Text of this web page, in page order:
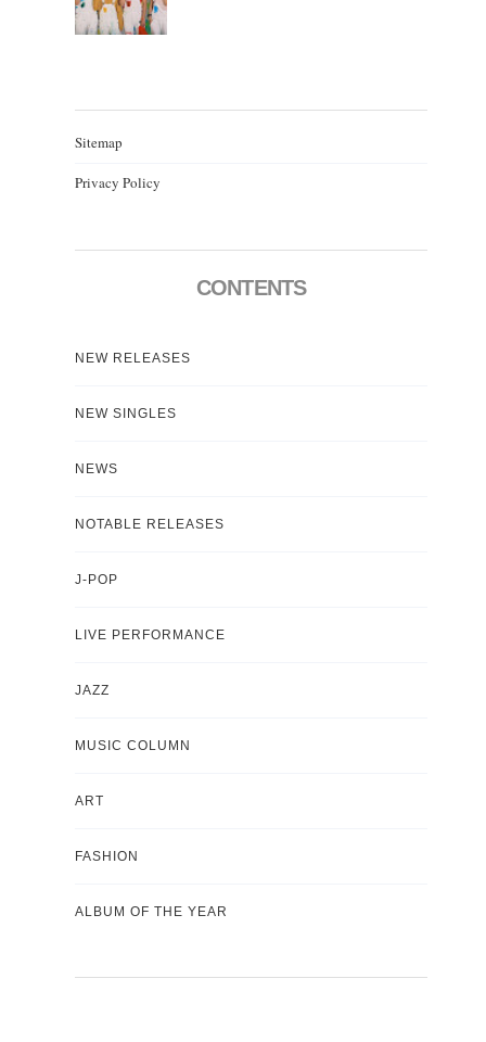
Sitemap
Privacy Policy
CONTENTS
NEW RELEASES
NEW SINGLES
NEWS
NOTABLE RELEASES
J-POP
LIVE PERFORMANCE
JAZZ
MUSIC COLUMN
ART
FASHION
ALBUM OF THE YEAR